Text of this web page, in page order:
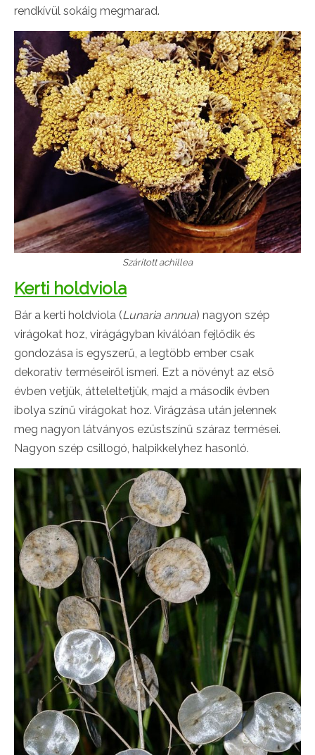
rendkívül sokáig megmarad.
Szárított achillea
Kerti holdviola
Bár a kerti holdviola (Lunaria annua) nagyon szép
virágokat hoz, virágágyban kiválóan fejlődik és
gondozása is egyszerű, a legtöbb ember csak
dekoratív terméseiről ismeri. Ezt a növényt az első
évben vetjük, átteleltetjük, majd a második évben
ibolya színű virágokat hoz. Virágzása után jelennek
meg nagyon látványos ezüstszínű száraz termései.
Nagyon szép csillogó, halpikkelyhez hasonló.